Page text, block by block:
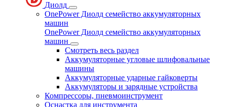
Диолд
OnePower Диолд семейство аккумуляторных
машин
OnePower Диолд семейство аккумуляторных
машин
Смотреть весь раздел
Аккумуляторные угловые шлифовальные
машины
Аккумуляторные ударные гайковерты
Аккумуляторы и зарядные устройства
Компрессоры, пневмоинструмент
Оснастка для инструмента